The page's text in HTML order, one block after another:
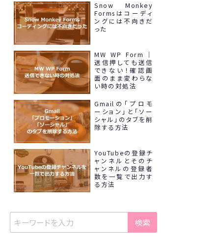
Snow Monkey
Formsはコーディ
ングには不向きだ
った
MW WP Form｜
送信押しても送信
できない！確認画
面のまま変わらな
い時の対処法
Gmailの「プロモ
ーション」と「ソー
シャル」のタブを削
除する方法
YouTubeの登録チ
ャンネルとそのチ
ャンネルの登録者
数を一覧で出力す
る方法
検索